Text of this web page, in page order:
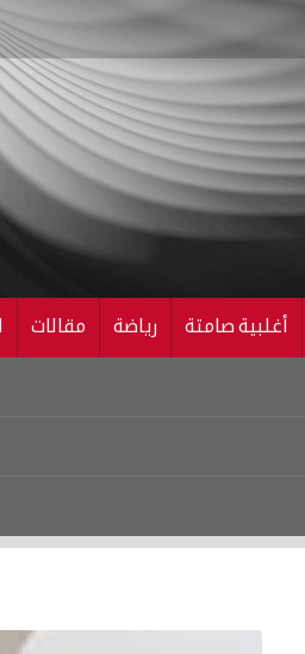
أغلبية صامتة رياضة مقالات